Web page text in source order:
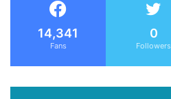
14,341
Fans
0
Followers